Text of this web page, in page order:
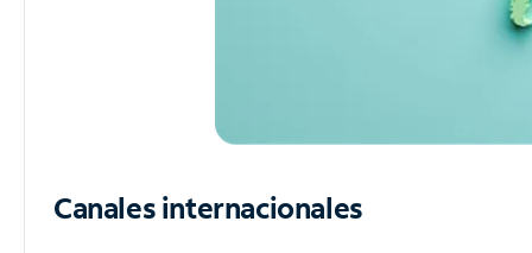
Canales internacionales